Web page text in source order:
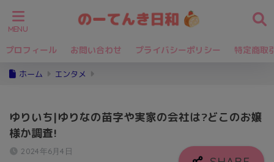
プロフィール お問い合わせ プライバシーポリシー 特定商取
ホーム エンタメ
ゆりいち|ゆりなの苗字や実家の会社は?どこのお嬢
様か調査!
2024年6月4日